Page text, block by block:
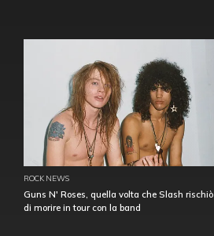
ROCK NEWS
Guns N' Roses, quella volta che Slash rischiò
di morire in tour con la band